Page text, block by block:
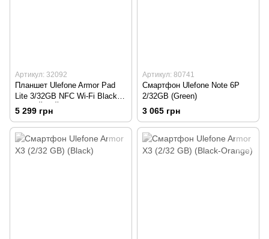
Артикул: 32092
Планшет Ulefone Armor Pad
Lite 3/32GB NFC Wi-Fi Black
ОФІЦІЙНИЙ
5 299 грн
Артикул: 80741
Смартфон Ulefone Note 6P
2/32GB (Green)
3 065 грн